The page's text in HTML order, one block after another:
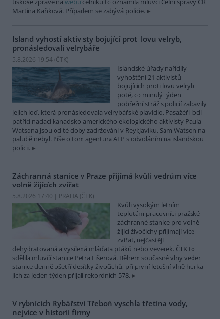
tiskové zprávě na webu celníků to oznámila mluvčí Celní správy ČR
Martina Kaňková. Případem se zabývá policie.
Island vyhostí aktivisty bojující proti lovu velryb,
pronásledovali velrybáře
5.8.2026 19:54 (ČTK)
Islandské úřady nařídily
vyhoštění 21 aktivistů
bojujících proti lovu velryb
poté, co minulý týden
pobřežní stráž s policií zabavily
jejich loď, která pronásledovala velrybářské plavidlo. Pasažéři lodi
patřící nadaci kanadsko-amerického ekologického aktivisty Paula
Watsona jsou od té doby zadržováni v Reykjavíku. Sám Watson na
palubě nebyl. Píše o tom agentura AFP s odvoláním na islandskou
policii.
Záchranná stanice v Praze přijímá kvůli vedrům více
volně žijících zvířat
5.8.2026 17:40 | PRAHA (ČTK)
Kvůli vysokým letním
teplotám pracovníci pražské
záchranné stanice pro volně
žijící živočichy přijímají více
zvířat, nejčastěji
dehydratovaná a vysílená mláďata ptáků nebo veverek. ČTK to
sdělila mluvčí stanice Petra Fišerová. Během současné vlny veder
stanice denně ošetří desítky živočichů, při první letošní vlně horka
jich za jeden týden přijali rekordních 578.
V rybnících Rybářství Třeboň vyschla třetina vody,
nejvíce v historii firmy